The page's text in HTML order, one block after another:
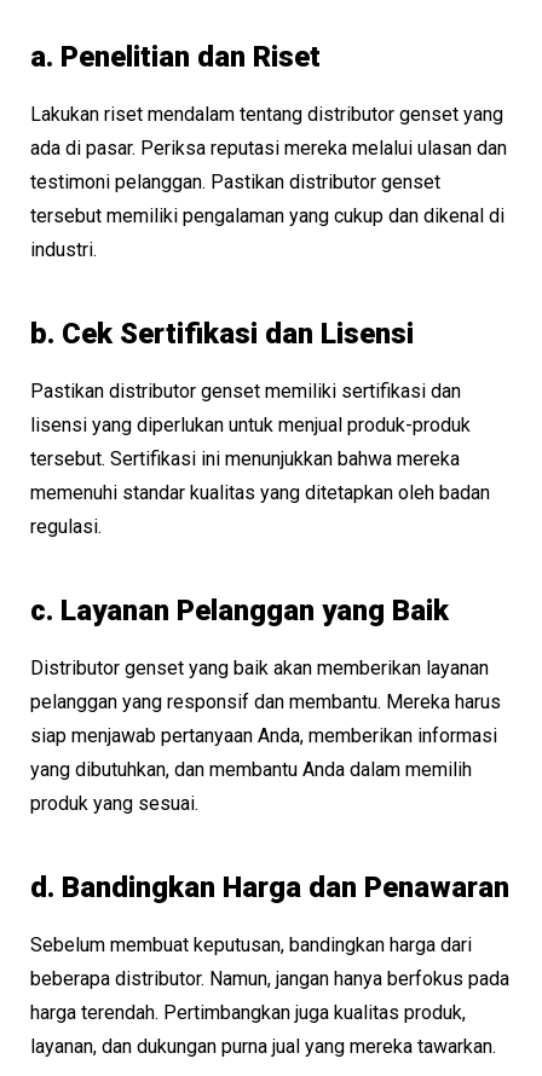
a. Penelitian dan Riset
Lakukan riset mendalam tentang distributor genset yang
ada di pasar. Periksa reputasi mereka melalui ulasan dan
testimoni pelanggan. Pastikan distributor genset
tersebut memiliki pengalaman yang cukup dan dikenal di
industri.
b. Cek Sertifikasi dan Lisensi
Pastikan distributor genset memiliki sertifikasi dan
lisensi yang diperlukan untuk menjual produk-produk
tersebut. Sertifikasi ini menunjukkan bahwa mereka
memenuhi standar kualitas yang ditetapkan oleh badan
regulasi.
c. Layanan Pelanggan yang Baik
Distributor genset yang baik akan memberikan layanan
pelanggan yang responsif dan membantu. Mereka harus
siap menjawab pertanyaan Anda, memberikan informasi
yang dibutuhkan, dan membantu Anda dalam memilih
produk yang sesuai.
d. Bandingkan Harga dan Penawaran
Sebelum membuat keputusan, bandingkan harga dari
beberapa distributor. Namun, jangan hanya berfokus pada
harga terendah. Pertimbangkan juga kualitas produk,
layanan, dan dukungan purna jual yang mereka tawarkan.